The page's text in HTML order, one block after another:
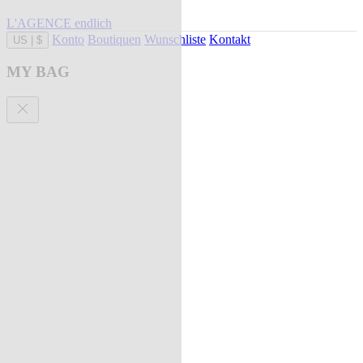
L'AGENCE endlich
US $ Konto Boutiquen Wunschliste Kontakt
MY BAG